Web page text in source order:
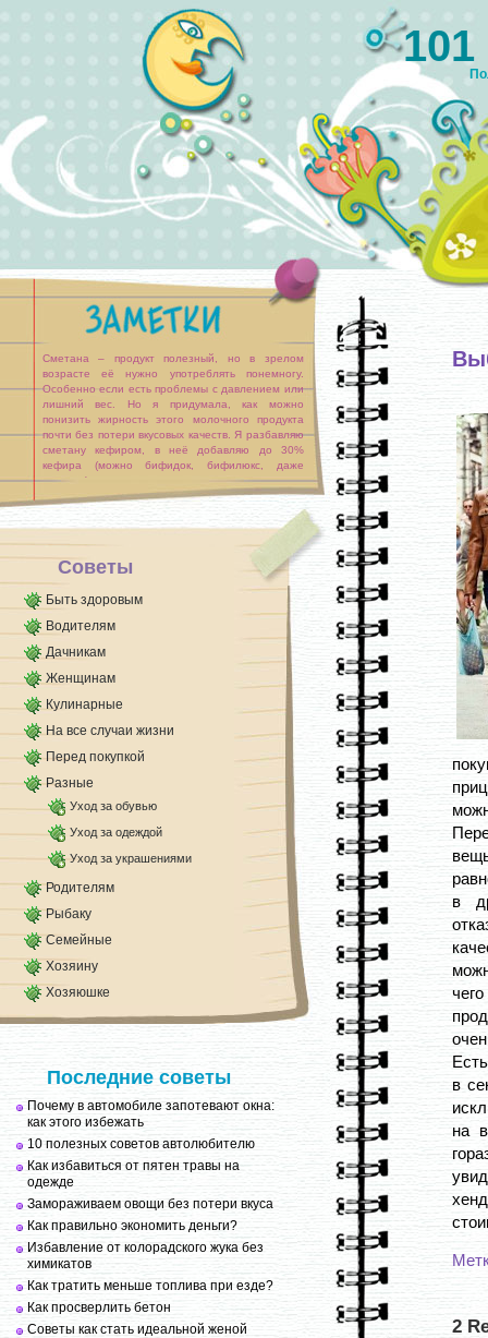
Сметана – продукт полезный, но в зрелом
возрасте её нужно употреблять понемногу.
Особенно если есть проблемы с давлением или
лишний вес. Но я придумала, как можно
понизить жирность этого молочного продукта
почти без потери вкусовых качеств. Я разбавляю
сметану кефиром, в неё добавляю до 30%
кефира (можно бифидок, бифилюкс, даже
ряженку).
Хорошенько перемешиваю и употребляю по [...]
Советы
Быть здоровым
Водителям
Дачникам
Женщинам
Кулинарные
На все случаи жизни
Перед покупкой
Разные
Уход за обувью
Уход за одеждой
Уход за украшениями
Родителям
Рыбаку
Семейные
Хозяину
Хозяюшке
Последние советы
Почему в автомобиле запотевают окна:
как этого избежать
10 полезных советов автолюбителю
Как избавиться от пятен травы на
одежде
Замораживаем овощи без потери вкуса
Как правильно экономить деньги?
Избавление от колорадского жука без
химикатов
Как тратить меньше топлива при езде?
Как просверлить бетон
Советы как стать идеальной женой
в
в
на
2